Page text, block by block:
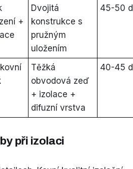
+
Dvojitá
konstrukce s
pružným
uložením
45-50
Těžká
obvodová zeď
+ izolace +
difuzní vrstva
40-45
při izolaci